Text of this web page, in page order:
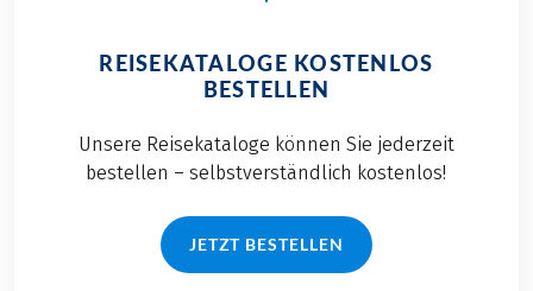
REISEKATALOGE KOSTENLOS
BESTELLEN
Unsere Reisekataloge können Sie jederzeit
bestellen – selbstverständlich kostenlos!
JETZT BESTELLEN